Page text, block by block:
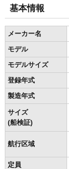
基本情報
メーカー名
モデル
モデルサイズ
登録年式
製造年式
サイズ
(船検証)
航行区域
定員